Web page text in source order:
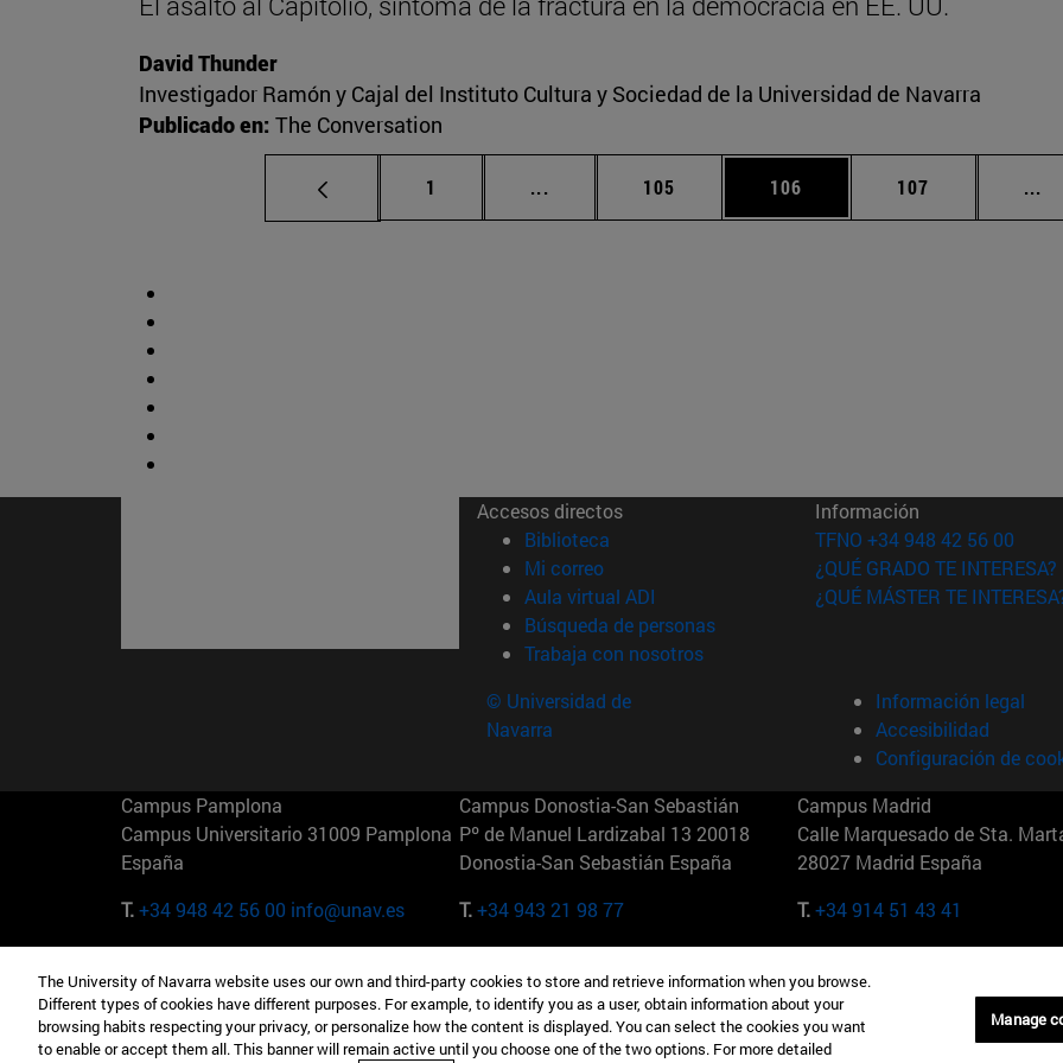
David Thunder
Investigador Ramón y Cajal del Instituto Cultura y Sociedad de la Universidad de Navarra
Publicado en: The Conversation
Página
1 ... Páginas intermedias Use TAB para desplazarse.
Página
105 Página
106 Página
107 ...
Accesos directos
Biblioteca (abre en nueva ventana)
Mi correo(abre en nueva ventana)
Aula virtual ADI (abre en nueva ventana)
Búsqueda de personas(abre en nueva ventana)
Trabaja con nosotros(abre en nueva ventana)
Información
TFNO +34 948 42 56 00
¿QUÉ GRADO TE INTERESA?
¿QUÉ MÁSTER TE
© Universidad de
Navarra
Información legal
Accesibilidad
Configuración de
Campus Pamplona
Campus Universitario 31009 Pamplona
España
T.+34 948 42 56 00 info@unav.es
Campus Donostia-San Sebastián
Pº de Manuel Lardizabal 13 20018
Donostia-San Sebastián España
T.+34 943 21 98 77
Campus Madrid
Calle Marquesado de Sta.
28027 Madrid España
T.+34 914 51 43 41
Camino del Cerro Águila 3 28023
Madrid España
165 W 57th St 10019-2201 Nueva York
EE.UU
Maria-Theresia-Straße 15 81675
Múnich Alemania
The University of Navarra website uses our own and third-party cookies to store and retrieve information when you browse.
Different types of cookies have different purposes. For example, to identify you as a user, obtain information about your
browsing habits respecting your privacy, or personalize how the content is displayed. You can select the cookies you want
to enable or accept them all. This banner will remain active until you choose one of the two options. For more detailed
Manage